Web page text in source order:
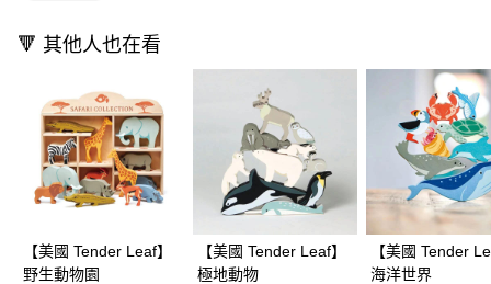
「AFTEE先享後付」，若未經同意申辦者引起之損失，本公司不負相關責
任。
４．使用「AFTEE先享後付」時，將依據個別帳號之用戶狀況，依本公司即
時審查核予不同之上限額度；若仍有額度不足之情形，本公司將視審查結果
請求用戶進行身份認證。
５．嚴禁一人註冊多個帳號或使用他人資訊註冊。若發現惡意使用之情形，
恩沛科技股份有限公司將有權停止該用戶之使用額度並採取法律行動。
🔻 其他人也在看
【美國 Tender Leaf】
野生動物園
【美國 Tender Leaf】
極地動物
【美國 Tender
海洋世界